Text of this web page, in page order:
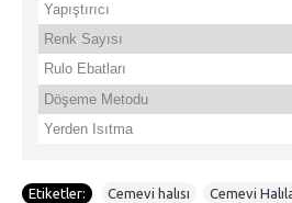
Yapıştırıcı
Renk Sayısı
Rulo Ebatları
Döşeme Metodu
Yerden Isıtma
Etiketler: Cemevi halısı Cemevi